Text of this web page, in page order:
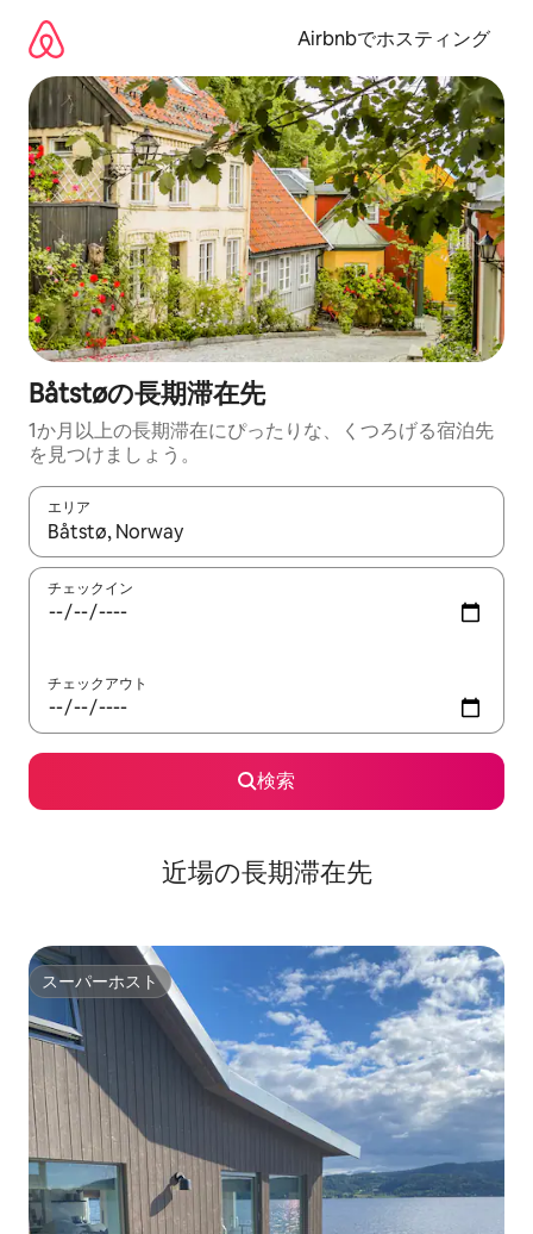
Airbnbでホスティング
Båtstøの長期滞在先
1か月以上の長期滞在にぴったりな、くつろげる宿泊先
を見つけましょう。
エリア
検索結果が表示されたら、上下の矢印キーを使って移動するか
チェックイン
チェックアウト
検索
近場の長期滞在先
スーパーホスト
スーパーホスト